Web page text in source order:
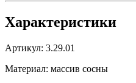
Характеристики
Артикул: 3.29.01
Материал: массив сосны